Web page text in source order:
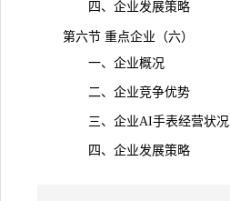
四、企业发展策略
第六节 重点企业（六）
一、企业概况
二、企业竞争优势
三、企业AI手表经营状况
四、企业发展策略